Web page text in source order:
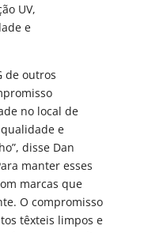
UV,
e
de outros
no local de
e
disse Dan
manter esses
marcas que
O compromisso
têxteis limpos e